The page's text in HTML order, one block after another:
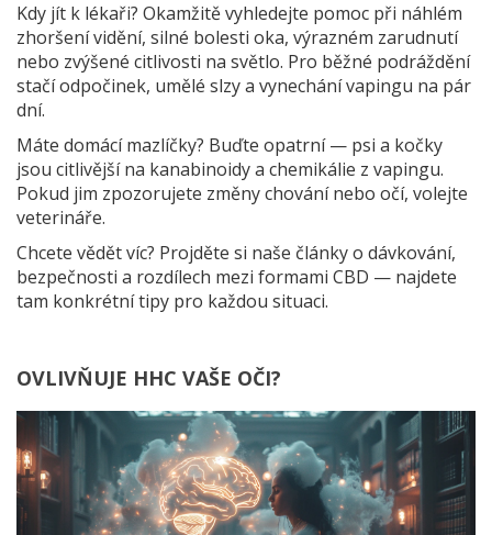
Kdy jít k lékaři? Okamžitě vyhledejte pomoc při náhlém
zhoršení vidění, silné bolesti oka, výrazném zarudnutí
nebo zvýšené citlivosti na světlo. Pro běžné podráždění
stačí odpočinek, umělé slzy a vynechání vapingu na pár
dní.
Máte domácí mazlíčky? Buďte opatrní — psi a kočky
jsou citlivější na kanabinoidy a chemikálie z vapingu.
Pokud jim zpozorujete změny chování nebo očí, volejte
veterináře.
Chcete vědět víc? Projděte si naše články o dávkování,
bezpečnosti a rozdílech mezi formami CBD — najdete
tam konkrétní tipy pro každou situaci.
OVLIVŇUJE HHC VAŠE OČI?